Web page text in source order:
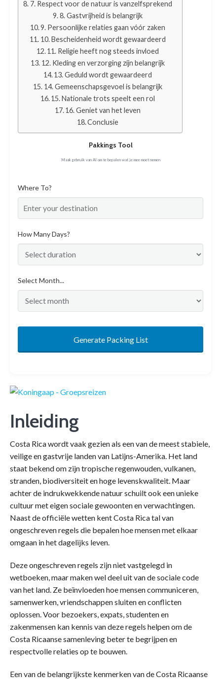
7. Respect voor de natuur is vanzelfsprekend
8. Gastvrijheid is belangrijk
9. Persoonlijke relaties gaan vóór zaken
10. Bescheidenheid wordt gewaardeerd
11. Religie heeft nog steeds invloed
12. Kleding en verzorging zijn belangrijk
13. Geduld wordt gewaardeerd
14. Gemeenschapsgevoel is belangrijk
15. Nationale trots speelt een rol
16. Geniet van het leven
Conclusie
Pakkings Tool
Maak gebruik van AI om te bepalen wat je mee moet nemen
Where To?
How Many Days?
Select Month...
Generate Packing List
Inleiding
Costa Rica wordt vaak gezien als een van de meest stabiele,
veilige en gastvrije landen van Latijns-Amerika. Het land
staat bekend om zijn tropische regenwouden, vulkanen,
stranden, biodiversiteit en hoge levenskwaliteit. Maar
achter de indrukwekkende natuur schuilt ook een unieke
cultuur met eigen sociale gewoonten en verwachtingen.
Naast de officiële wetten kent Costa Rica tal van
ongeschreven regels die bepalen hoe mensen met elkaar
omgaan in het dagelijks leven.
Deze ongeschreven regels zijn niet vastgelegd in
wetboeken, maar maken wel deel uit van de sociale code
van het land. Ze beïnvloeden hoe mensen communiceren,
samenwerken, vriendschappen sluiten en conflicten
oplossen. Voor bezoekers, expats, studenten en
zakenmensen kan kennis van deze regels helpen om de
Costa Ricaanse samenleving beter te begrijpen en
respectvolle relaties op te bouwen.
Een van de belangrijkste kenmerken van de Costa Ricaanse